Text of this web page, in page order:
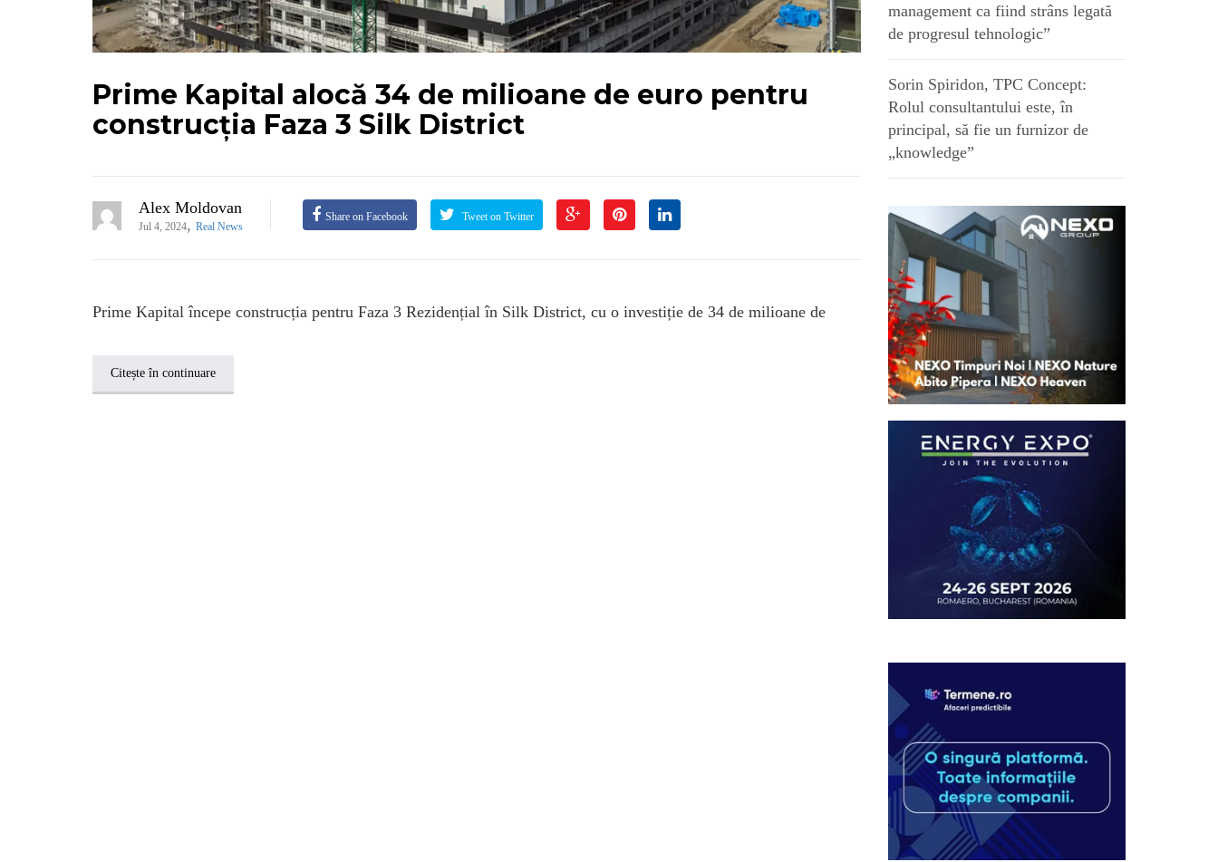
Prime Kapital alocă 34 de milioane de euro pentru
construcția Faza 3 Silk District
Alex Moldovan
Jul 4, 2024, Real News
Share on Facebook Tweet on Twitter
Prime Kapital începe construcția pentru Faza 3 Rezidențial în Silk District, cu o investiție de 34 de milioane de
Citește în continuare
management ca fiind strâns legată
de progresul tehnologic”
Sorin Spiridon, TPC Concept:
Rolul consultantului este, în
principal, să fie un furnizor de
„knowledge”